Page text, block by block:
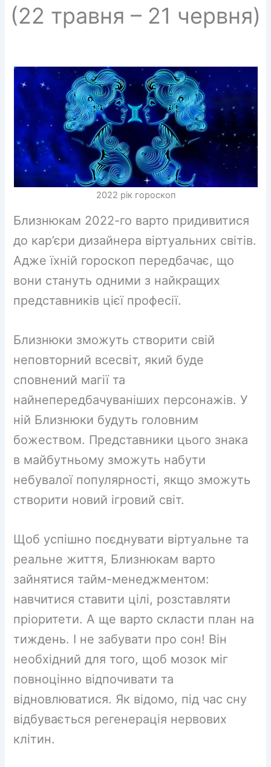
(22 травня – 21 червня)
2022 рік гороскоп
Близнюкам 2022-го варто придивитися
до кар’єри дизайнера віртуальних світів.
Адже їхній гороскоп передбачає, що
вони стануть одними з найкращих
представників цієї професії.
Близнюки зможуть створити свій
неповторний всесвіт, який буде
сповнений магії та
найнепередбачуваніших персонажів. У
ній Близнюки будуть головним
божеством. Представники цього знака
в майбутньому зможуть набути
небувалої популярності, якщо зможуть
створити новий ігровий світ.
Щоб успішно поєднувати віртуальне та
реальне життя, Близнюкам варто
зайнятися тайм-менеджментом:
навчитися ставити цілі, розставляти
пріоритети. А ще варто скласти план на
тиждень. І не забувати про сон! Він
необхідний для того, щоб мозок міг
повноцінно відпочивати та
відновлюватися. Як відомо, під час сну
відбувається регенерація нервових
клітин.